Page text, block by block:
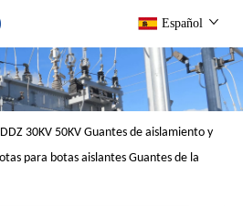
Español
30KV 50KV Guantes de aislamiento y
para botas aislantes Guantes de la